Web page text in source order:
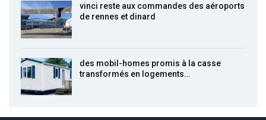
vinci reste aux commandes des aéroports
de rennes et dinard
des mobil-homes promis à la casse
transformés en logements…